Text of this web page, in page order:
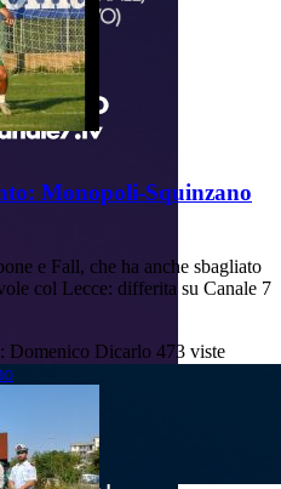
Monopoli-Squinzano
e Fall, che ha anche sbagliato
col Lecce: differita su Canale 7
Domenico Dicarlo 473 viste